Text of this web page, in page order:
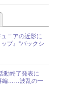
ニアの近影に
プ』“バックシ
動終了発表に
編……波乱の一